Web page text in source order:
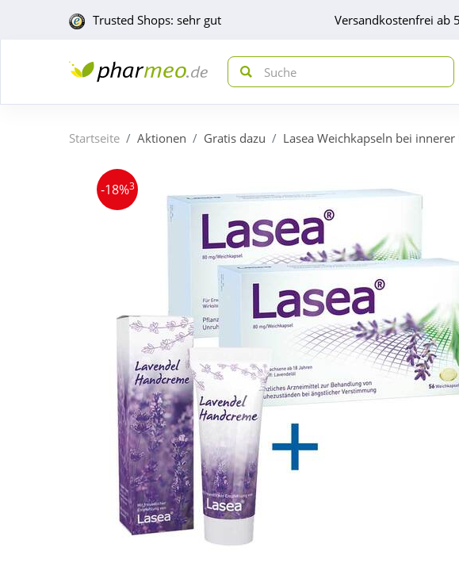
Trusted Shops: sehr gut Versandkostenfrei ab
Startseite Aktionen Gratis dazu Lasea Weichkapseln bei
-18%3